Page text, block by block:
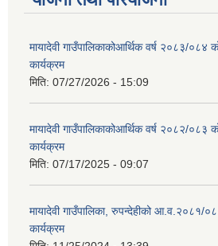
मायादेवी गाउँपालिकाकोआर्थिक वर्ष २०८३/०८४
कार्यक्रम
मिति: 07/27/2026 - 15:09
मायादेवी गाउँपालिकाकोआर्थिक वर्ष २०८२/०८३
कार्यक्रम
मिति: 07/17/2025 - 09:07
मायादेवी गाउँपालिका, रुपन्देहीको आ.व.२०८१/
कार्यक्रम